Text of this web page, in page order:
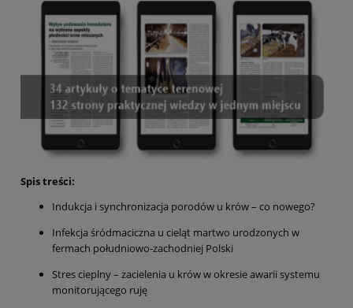
Spis treści:
Indukcja i synchronizacja porodów u krów – co nowego?
Infekcja śródmaciczna u cieląt martwo urodzonych w
fermach południowo-zachodniej Polski
Stres cieplny – zacielenia u krów w okresie awarii systemu
monitorującego ruję